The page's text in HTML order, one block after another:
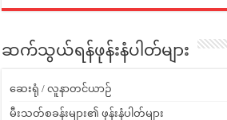
ဆက်သွယ်ရန်ဖုန်းနံပါတ်များ
ဆေးရုံ / လူနာတင်ယာဉ်
မီးသတ်စခန်းများ၏ ဖုန်းနံပါတ်များ